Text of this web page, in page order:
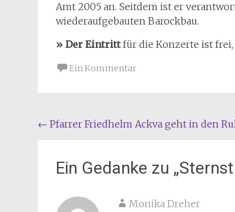
Amt 2005 an. Seitdem ist er
wiederaufgebauten Barockbau.
» Der Eintrittfür die Konzerte ist frei,
Ein Kommentar
Beitragsnavigation
← Pfarrer Friedhelm Ackva geht in den
Ein Gedanke zu „
Monika Dreher